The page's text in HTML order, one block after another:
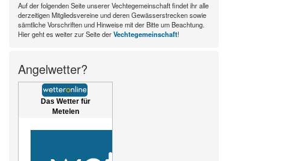
Auf der folgenden Seite unserer Vechtegemeinschaft findet ihr alle
derzeitigen Mitgliedsvereine und deren Gewässerstrecken sowie
sämtliche Vorschriften und Hinweise mit der Bitte um Beachtung.
Hier geht es weiter zur Seite derVechtegemeinschaft!
Angelwetter?
Das Wetter für
Metelen